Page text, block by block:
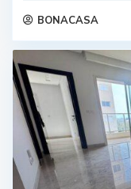
BONACASA